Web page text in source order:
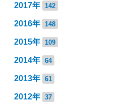
2017年 142
2016年 148
2015年 109
2014年 64
2013年 61
2012年 37